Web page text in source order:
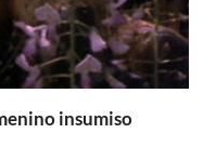
insumiso